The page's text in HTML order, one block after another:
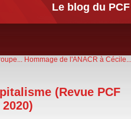
Le blog du
Hommage de l'ANACR à
(Revue PCF